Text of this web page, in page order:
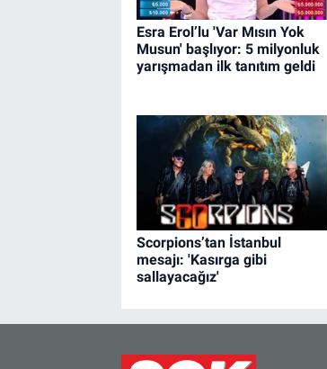
Esra Erol’lu 'Var Mısın Yok
Musun' başlıyor: 5 milyonluk
yarışmadan ilk tanıtım geldi
Scorpions’tan İstanbul
mesajı: 'Kasırga gibi
sallayacağız'